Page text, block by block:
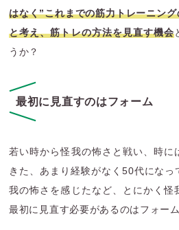
はなく”これまでの筋力トレーニン
と考え、筋トレの方法を見直す機会
うか？
最初に見直すのはフォーム
若い時から怪我の怖さと戦い、時に
きた、あまり経験がなく50代にな
我の怖さを感じたなど、とにかく怪
最初に見直す必要があるのはフォーム